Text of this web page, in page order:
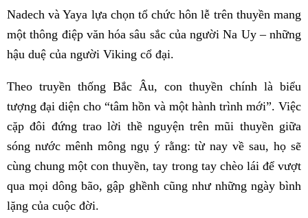
Nadech và Yaya lựa chọn tổ chức hôn lễ trên thuyền mang
một thông điệp văn hóa sâu sắc của người Na Uy – những
hậu duệ của người Viking cổ đại.
Theo truyền thống Bắc Âu, con thuyền chính là biểu
tượng đại diện cho “tâm hồn và một hành trình mới”. Việc
cặp đôi đứng trao lời thề nguyện trên mũi thuyền giữa
sóng nước mênh mông ngụ ý rằng: từ nay về sau, họ sẽ
cùng chung một con thuyền, tay trong tay chèo lái để vượt
qua mọi dông bão, gập ghềnh cũng như những ngày bình
lặng của cuộc đời.